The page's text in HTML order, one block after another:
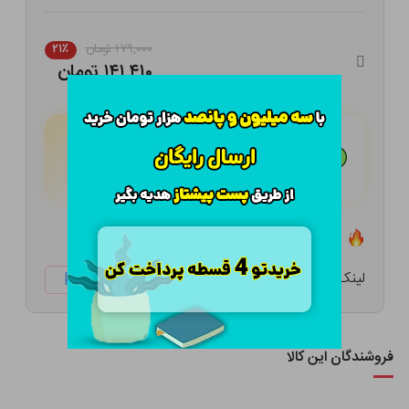
۱۷۹,۰۰۰ تومان ۲۱٪
۱۴۱,۴۱۰ تومان
هـر قسط با تــرب‌پــی: ۳۵,۳۵۳
تعداد ۴ عدد در انبار موجود است
لینک کوتاه: ketabtala.com/sbp-52379
فروشندگان این کالا